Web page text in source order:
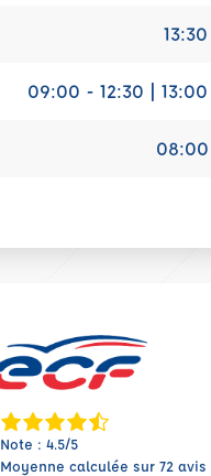
09:00 - 12:30 |
Note : 4.5/5
Moyenne calculée sur 72 avis